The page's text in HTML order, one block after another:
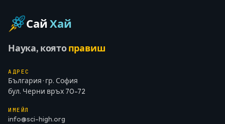
СайХай
Наука, коятоправиш
АДРЕС
България · гр. София
бул. Черни връх 70-72
ИМЕЙЛ
info@sci-high.org